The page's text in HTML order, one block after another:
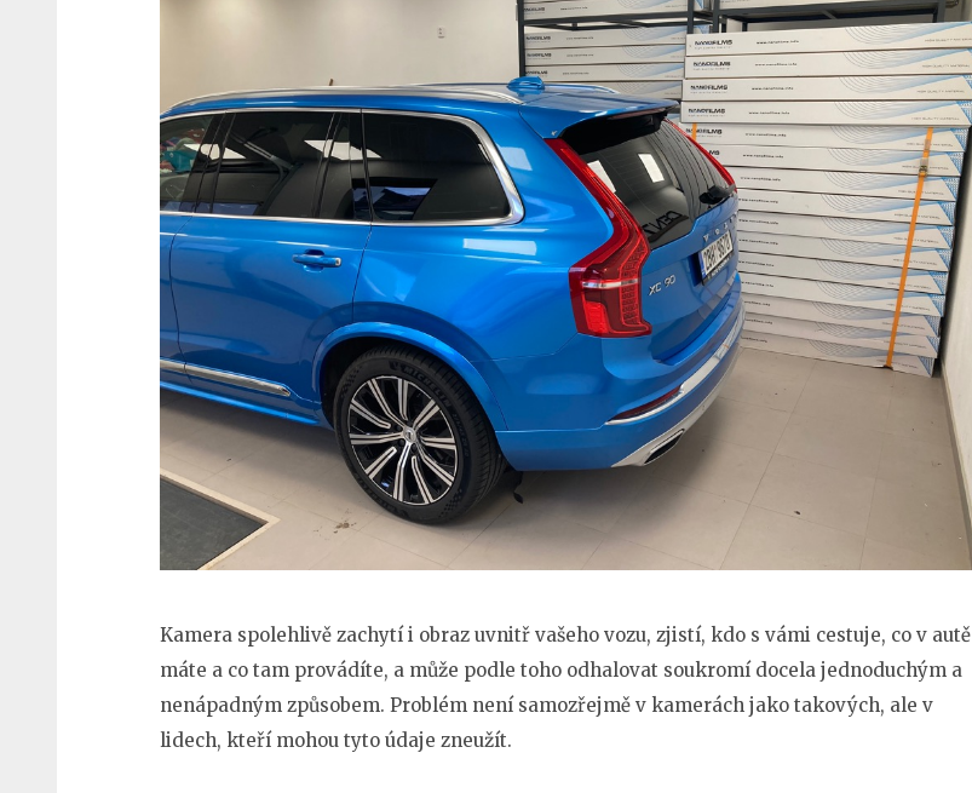
Kamera spolehlivě zachytí i obraz uvnitř vašeho vozu, zjistí, kdo s vámi cestuje, co v autě
máte a co tam provádíte, a může podle toho odhalovat soukromí docela jednoduchým a
nenápadným způsobem. Problém není samozřejmě v kamerách jako takových, ale v
lidech, kteří mohou tyto údaje zneužít.